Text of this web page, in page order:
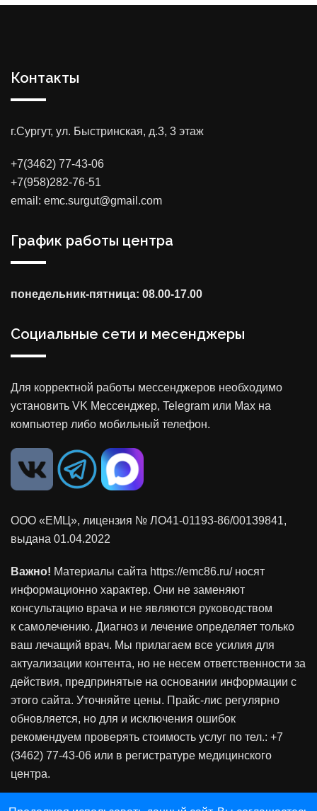
Контакты
г.Сургут, ул. Быстринская, д.3, 3 этаж
+7(3462) 77-43-06
+7(958)282-76-51
email: emc.surgut@gmail.com
График работы центра
понедельник-пятница: 08.00-17.00
Социальные сети и месенджеры
Для корректной работы мессенджеров необходимо
установить VK Мессенджер, Telegram или Max на
компьютер либо мобильный телефон.
ООО «ЕМЦ», лицензия № ЛО41-01193-86/00139841,
выдана 01.04.2022
Важно! Материалы сайта https://emc86.ru/ носят
информационно характер. Они не заменяют
консультацию врача и не являются руководством
к самолечению. Диагноз и лечение определяет только
ваш лечащий врач. Мы прилагаем все усилия для
актуализации контента, но не несем ответственности за
действия, предпринятые на основании информации с
этого сайта. Уточняйте цены. Прайс-лис регулярно
обновляется, но для и исключения ошибок
рекомендуем проверять стоимость услуг по тел.: +7
(3462) 77-43-06 или в регистратуре медицинского
центра.